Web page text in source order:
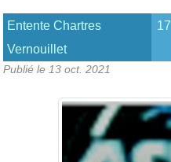
Entente Chartres
Vernouillet
17
Publié le 13 oct. 2021